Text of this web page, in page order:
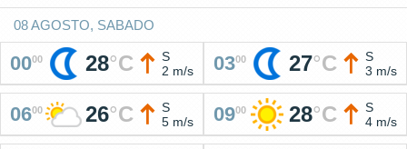
08 AGOSTO, SABADO
0000 28°C
S
2 m/s
0300 27°C
S
3 m/s
0600 26°C
S
5 m/s
0900 28°C
S
4 m/s